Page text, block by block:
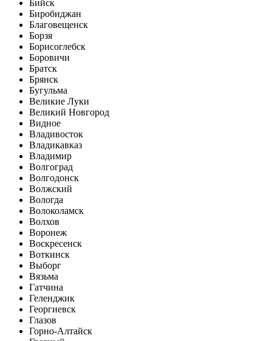
Бийск
Биробиджан
Благовещенск
Борзя
Борисоглебск
Боровичи
Братск
Брянск
Бугульма
Великие Луки
Великий Новгород
Видное
Владивосток
Владикавказ
Владимир
Волгоград
Волгодонск
Волжский
Вологда
Волоколамск
Волхов
Воронеж
Воскресенск
Воткинск
Выборг
Вязьма
Гатчина
Геленджик
Георгиевск
Глазов
Горно-Алтайск